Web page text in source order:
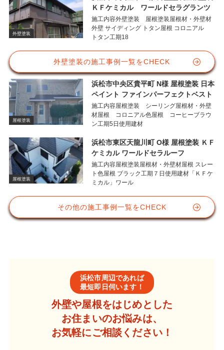
外壁塗装
ＫＦケミカル ワールドセラグランツ
施工内容外壁塗装 屋根塗装屋根材・外壁材
外壁 サイディング トタン屋根 コロニアル
トタン工期18
外壁塗装の施工事例一覧をCHECK
屋根塗装
浜松市中央区貴平町 N様 屋根塗装 日本
ペイント ファインパーフェクトベスト
施工内容屋根塗装 シーリング屋根材・外壁
材屋根 コロニアル色屋根 コーヒーブラウ
ン工期5日使用建材
屋根塗装
浜松市東区天龍川町 O様 屋根塗装 ＫＦ
ケミカル ワールドセラルーフ
施工内容屋根塗装屋根材・外壁材屋根 スレー
ト色屋根 ブラック工期７日使用建材「ＫＦケ
ミカル」ワール
その他の施工事例一覧をCHECK
浜松市周辺であれば
最短即日伺います！
外壁や屋根をはじめとした
お住まいのお悩みは、
お気軽にご相談ください！